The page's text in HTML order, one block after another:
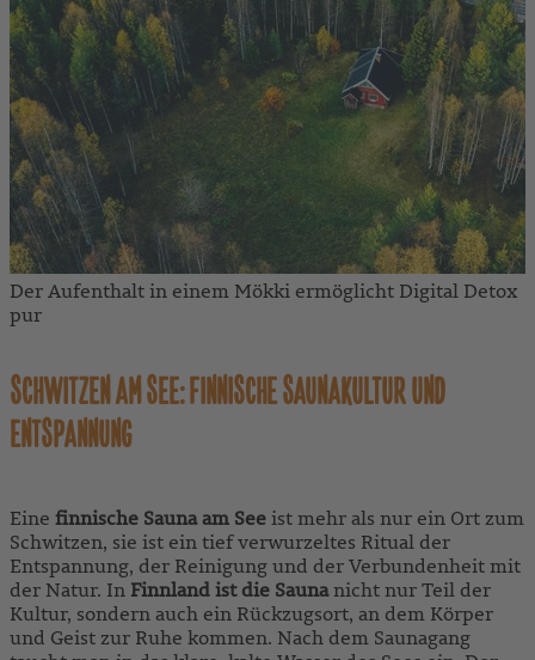
Der Aufenthalt in einem Mökki ermöglicht Digital Detox
pur
SCHWITZEN AM SEE: FINNISCHE SAUNAKULTUR UND
ENTSPANNUNG
Eine finnische Sauna am Seeist mehr als nur ein Ort zum
Schwitzen, sie ist ein tief verwurzeltes Ritual der
Entspannung, der Reinigung und der Verbundenheit mit
der Natur. In Finnland ist die Saunanicht nur Teil der
Kultur, sondern auch ein Rückzugsort, an dem Körper
und Geist zur Ruhe kommen. Nach dem Saunagang